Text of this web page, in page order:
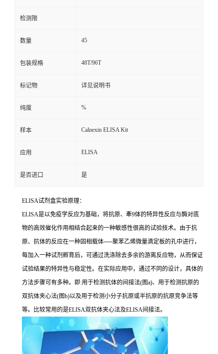
检测限
数量 45
包装规格 48T/96T
标记物 详见说明书
纯度 %
样本 Calnexin ELISA Kit
应用 ELISA
是否进口 是
ELISA试剂盒实验原理：
ELISA是以免疫学反应为基础，将抗原、牽9体的特异性反应与酶对底
物的高效催化作用相结合起来的一种敏感性很高的试验技术。由于抗
原、抗体的反应在一种固相载体──聚苯乙烯微量滴定板的孔中进行，
每加入一种试剂孵育后，可通过洗涤除去多余的游离反应物，从而保证
试验结果的特异性与稳定性。在实际应用中，通过不同的设计，具体的
方法步骤可有多种。即:用于检测抗体的间接法(图a)、用于检测抗原的
双抗体夹心法(图b)以及用于检测小分子抗原或半抗原的抗原竞争法等
等。比较常用的是ELISA双抗体夹心法及ELISA间接法。